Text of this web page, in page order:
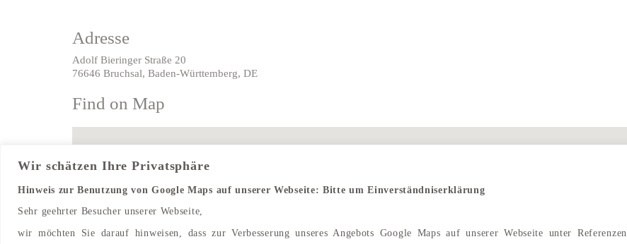
Wir schätzen Ihre Privatsphäre
Hinweis zur Benutzung von Google Maps auf unserer Webseite: Bitte um Einverständniserklärung
Sehr geehrter Besucher unserer Webseite,
wir möchten Sie darauf hinweisen, dass zur Verbesserung unseres Angebots Google Maps auf unserer Webseite unter Referenzen
Adresse
Adolf Bieringer Straße 20
76646 Bruchsal, Baden-Württemberg, DE
Find on Map